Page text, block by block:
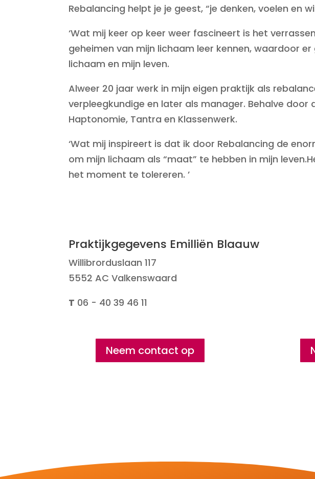
Rebalancing helpt je je geest, “je denken, voelen en
‘Wat mij keer op keer weer fascineert is het
geheimen van mijn lichaam leer kennen, waardoor
lichaam en mijn leven.
Alweer 20 jaar werk in mijn eigen praktijk als
verpleegkundige en later als manager. Behalve
Haptonomie, Tantra en Klassenwerk.
‘Wat mij inspireert is dat ik door Rebalancing de
om mijn lichaam als “maat” te hebben in mijn
het moment te tolereren. ’
Praktijkgegevens Emilliën Blaauw
Willibrorduslaan 117
5552 AC Valkenswaard
T 06 - 40 39 46 11
Neem contact op